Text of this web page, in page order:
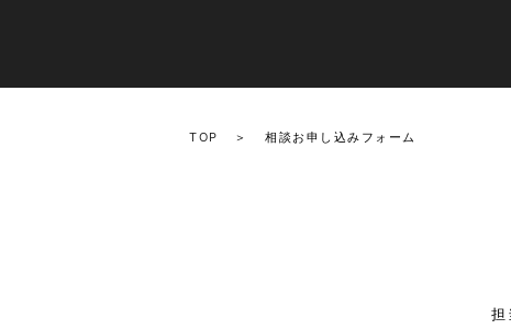
TOP 相談お申し込みフォーム
担